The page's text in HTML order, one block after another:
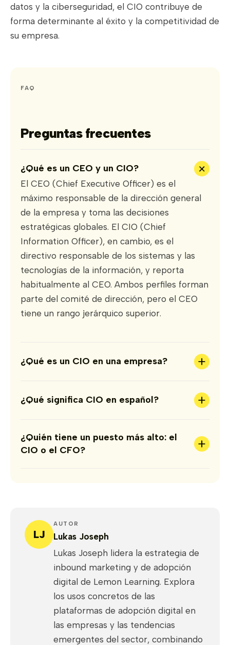
datos y la ciberseguridad, el CIO contribuye de
forma determinante al éxito y la competitividad de
su empresa.
FAQ
Preguntas frecuentes
¿Qué es un CEO y un CIO? +
El CEO (Chief Executive Officer) es el
máximo responsable de la dirección general
de la empresa y toma las decisiones
estratégicas globales. El CIO (Chief
Information Officer), en cambio, es el
directivo responsable de los sistemas y las
tecnologías de la información, y reporta
habitualmente al CEO. Ambos perfiles forman
parte del comité de dirección, pero el CEO
tiene un rango jerárquico superior.
¿Qué es un CIO en una empresa? +
¿Qué significa CIO en español? +
¿Quién tiene un puesto más alto: el
CIO o el CFO?
+
LJ
AUTOR
Lukas Joseph
Lukas Joseph lidera la estrategia de
inbound marketing y de adopción
digital de Lemon Learning. Explora
los usos concretos de las
plataformas de adopción digital en
las empresas y las tendencias
emergentes del sector, combinando